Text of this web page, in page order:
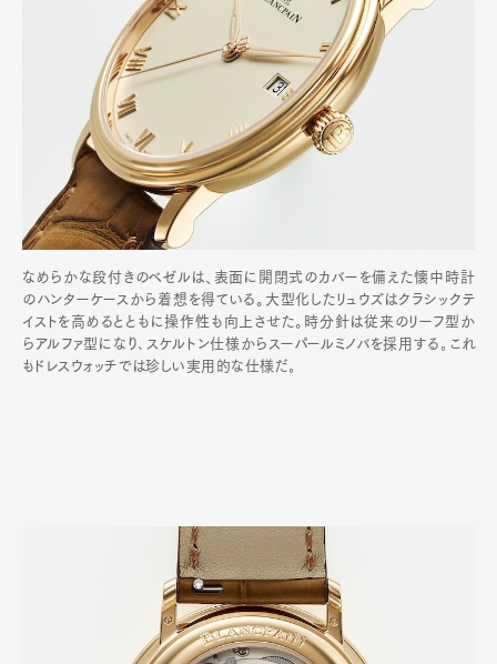
なめらかな段付きのベゼルは、表面に開閉式のカバーを備えた懐中時計
のハンターケースから着想を得ている。大型化したリュウズはクラシックテ
イストを高めるとともに操作性も向上させた。時分針は従来のリーフ型か
らアルファ型になり､スケルトン仕様からスーパールミノバを採用する｡これ
もドレスウォッチでは珍しい実用的な仕様だ｡